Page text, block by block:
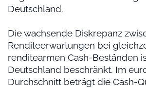
Deutschland.
Die wachsende Diskrepanz
Renditeerwartungen bei
renditearmen Cash-Beständen
Deutschland beschränkt. Im
Durchschnitt beträgt die Cash-